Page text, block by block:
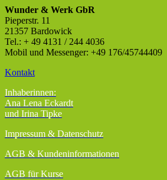
Wunder & Werk GbR
Pieperstr. 11
21357 Bardowick
Tel.: + 49 4131 / 244 4036
Mobil und Messenger: +49 176/45744409
Kontakt
Inhaberinnen:
Ana Lena Eckardt
und Irina Tipke
Impressum & Datenschutz
AGB & Kundeninformationen
AGB für Kurse